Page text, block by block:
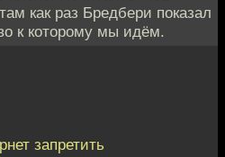
как раз Бредбери показал
к которому мы идём.
запретить